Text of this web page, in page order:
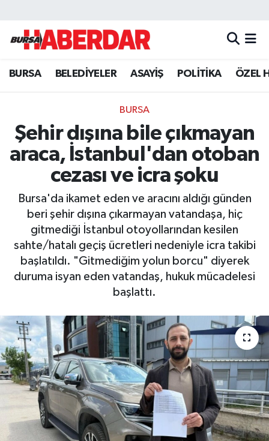
BURSA BELEDİYELER ASAYİŞ POLİTİKA ÖZEL
BURSA
Şehir dışına bile çıkmayan
araca, İstanbul'dan otoban
cezası ve icra şoku
Bursa'da ikamet eden ve aracını aldığı günden
beri şehir dışına çıkarmayan vatandaşa, hiç
gitmediği İstanbul otoyollarından kesilen
sahte/hatalı geçiş ücretleri nedeniyle icra takibi
başlatıldı. "Gitmediğim yolun borcu" diyerek
duruma isyan eden vatandaş, hukuk mücadelesi
başlattı.
Hava Durumu
Trafik Durumu
Süper Lig Puan Durumu ve Fikstür
Tüm Manşetler
Haber Arşivi